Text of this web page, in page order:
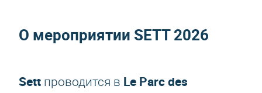
О мероприятии SETT 2026
Sett проводится в Le Parc des